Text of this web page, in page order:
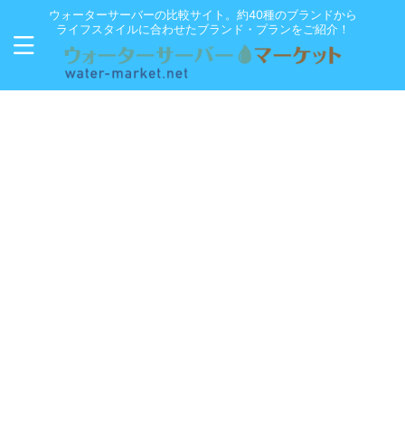
ウォーターサーバーの比較サイト。約40種のブランドから
ライフスタイルに合わせたブランド・プランをご紹介！